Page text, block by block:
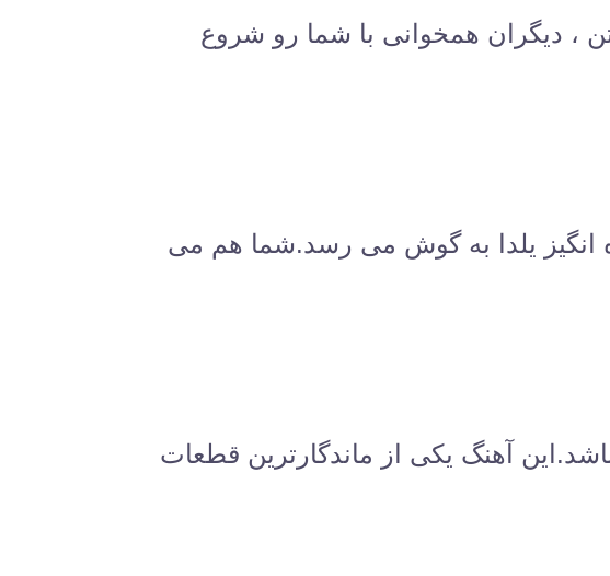
، دیگران همخوانی با شما رو شروع
یلدا به گوش می رسد.شما هم می
آهنگ یکی از ماندگارترین قطعات